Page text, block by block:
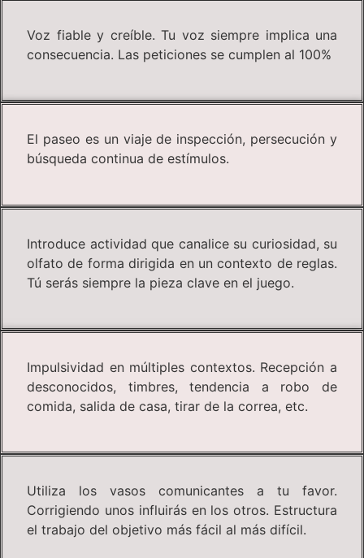
Voz fiable y creíble. Tu voz siempre implica una
consecuencia. Las peticiones se cumplen al 100%
El paseo es un viaje de inspección, persecución y
búsqueda continua de estímulos.
Introduce actividad que canalice su curiosidad, su
olfato de forma dirigida en un contexto de reglas.
Tú serás siempre la pieza clave en el juego.
Impulsividad en múltiples contextos. Recepción a
desconocidos, timbres, tendencia a robo de
comida, salida de casa, tirar de la correa, etc.
Utiliza los vasos comunicantes a tu favor.
Corrigiendo unos influirás en los otros. Estructura
el trabajo del objetivo más fácil al más difícil.